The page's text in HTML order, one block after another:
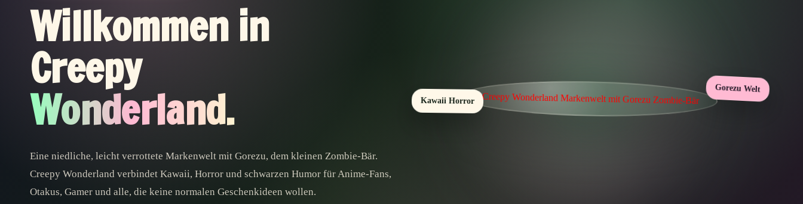
Willkommen in
Creepy
Wonderland.
Eine niedliche, leicht verrottete Markenwelt mit Gorezu, dem kleinen Zombie-Bär.
Creepy Wonderland verbindet Kawaii, Horror und schwarzen Humor für Anime-Fans,
Otakus, Gamer und alle, die keine normalen Geschenkideen wollen.
Kawaii Horror
Gorezu Welt